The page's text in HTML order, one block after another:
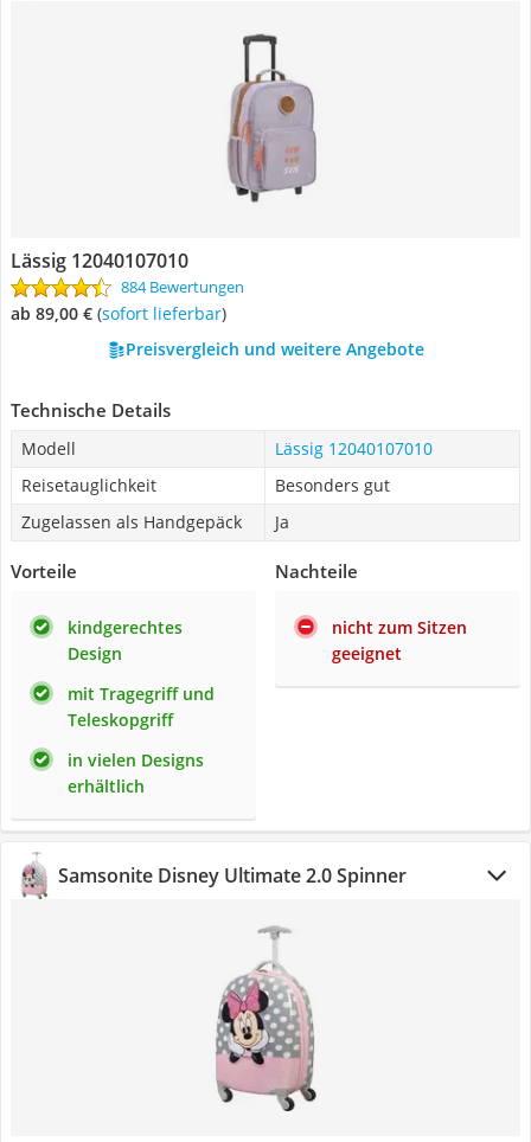
Lässig 12040107010
884 Bewertungen
ab 89,00 € ( Sofort lieferbar)
Preisvergleich und weitere Angebote
Technische Details
Modell
Lässig 12040107010
Reisetauglichkeit
Besonders gut
Zugelassen als Handgepäck
Ja
Vorteile
kindgerechtes
Design
mit Tragegriff und
Teleskopgriff
in vielen Designs
erhältlich
Nachteile
nicht zum Sitzen
geeignet
Samsonite Disney Ultimate 2.0 Spinner